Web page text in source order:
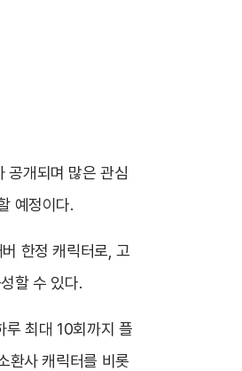
공개되며 많은 관심
예정이다.
한정 캐릭터로, 고
할 수 있다.
루 최대 10회까지 플
환사 캐릭터를 비롯